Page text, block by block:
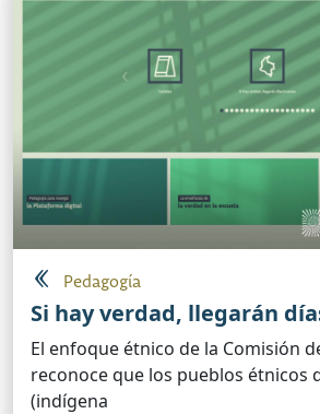
Pedagogía
Si hay verdad, llegarán
El enfoque étnico de la Comisión
reconoce que los pueblos étnicos
(indígena